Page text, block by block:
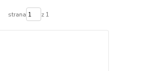
strana z 1